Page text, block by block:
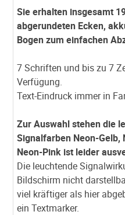
Sie erhalten insgesamt
abgerundeten Ecken,
Bogen zum einfachen
7 Schriften und bis zu 7
Verfügung.
Text-Eindruck immer in
Zur Auswahl stehen die
Signalfarben Neon-Gelb,
Neon-Pink ist leider
Die leuchtende
Bildschirm nicht
viel kräftiger als hier
ein Textmarker.